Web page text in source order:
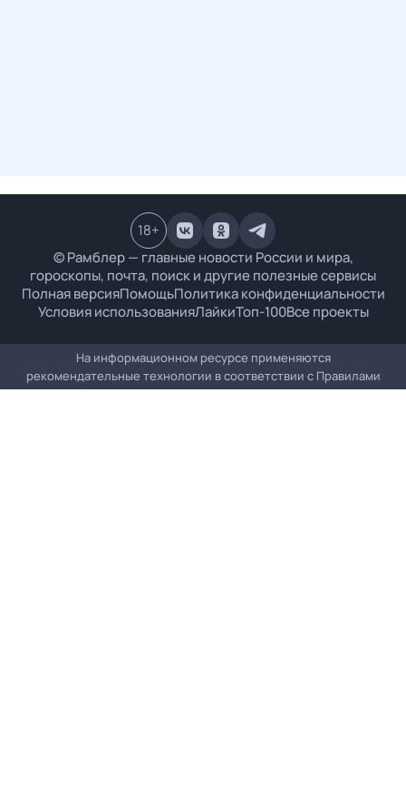
© Рамблер — главные новости России и мира,
гороскопы, почта, поиск и другие полезные сервисы
Полная версияПомощьПолитика конфиденциальности
Условия использованияЛайкиТоп-100Все проекты
18+
На информационном ресурсе применяются
рекомендательные технологии в соответствии с Правилами